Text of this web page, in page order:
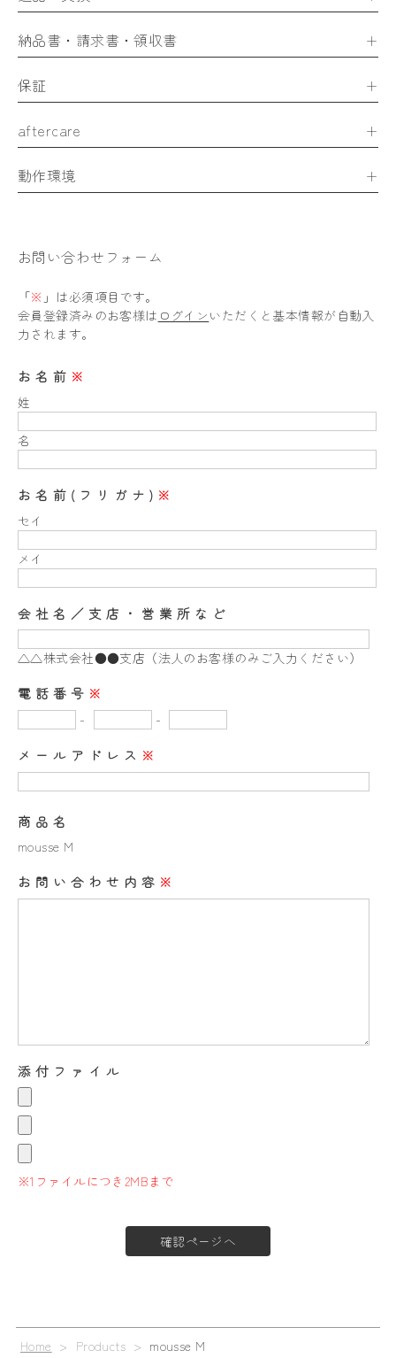
納品書・請求書・領収書
保証
aftercare
動作環境
お問い合わせフォーム
「※ 」は必須項目です。
会員登録済みのお客様は ログイン いただくと基本情報が自動入
力されます。
お名前 ※
姓
名
お名前(フリガナ) ※
セイ
メイ
会社名／支店・営業所など
△△株式会社●●支店（法人のお客様のみご入力ください）
電話番号 ※
-
-
メールアドレス ※
商品名
mousse M
お問い合わせ内容 ※
添付ファイル
※1ファイルにつき2MBまで
Home > Products > mousse M